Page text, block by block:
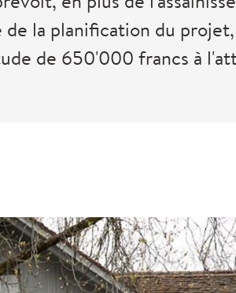
de la planification du
de 650'000 francs à